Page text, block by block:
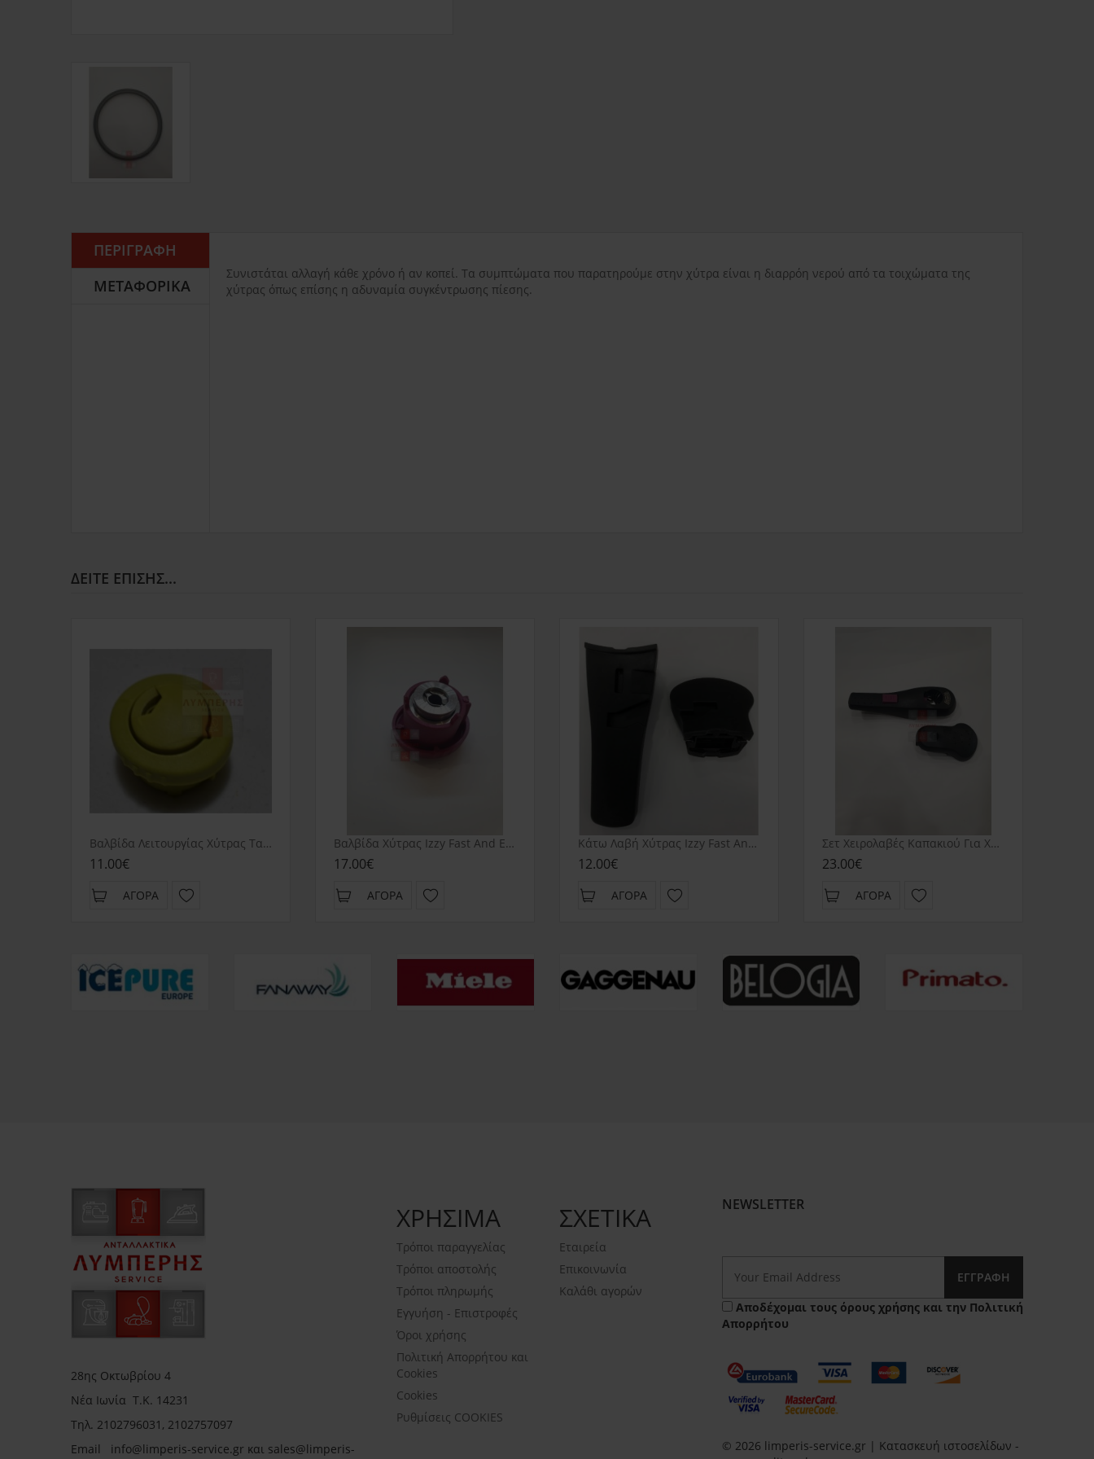
ΠΕΡΙΓΡΑΦΉ
ΜΕΤΑΦΟΡΙΚΆ
Συνιστάται αλλαγή κάθε χρόνο ή αν κοπεί. Τα συμπτώματα που παρατηρούμε στην χύτρα είναι η διαρρόη νερού από τα τοιχώματα της
χύτρας όπως επίσης η αδυναμία συγκέντρωσης πίεσης.
ΔΕΊΤΕ ΕΠΊΣΗΣ...
Βαλβίδα Λειτουργίας Χύτρας Ταχύτητος Izzy Multicook
11.00€
ΑΓΟΡΆ
Βαλβίδα Χύτρας Izzy Fast And Easy
17.00€
ΑΓΟΡΆ
Κάτω Λαβή Χύτρας Izzy Fast And Easy
12.00€
ΑΓΟΡΆ
Σετ Χειρολαβές Καπακιού Για Χύτρα Ταχύτητος Izzy Fast & Easy
23.00€
ΑΓΟΡΆ
28ης Οκτωβρίου 4
Νέα Ιωνία Τ.Κ. 14231
Τηλ. 2102796031, 2102757097
Email info@limperis-service.gr και sales@limperis-
ΧΡΗΣΙΜΑ
Τρόποι παραγγελίας
Τρόποι αποστολής
Τρόποι πληρωμής
Εγγυήση - Επιστροφές
Όροι χρήσης
Πολιτική Απορρήτου και
Cookies
Cookies
Ρυθμίσεις COOKIES
ΣΧΕΤΙΚΑ
Εταιρεία
Επικοινωνία
Καλάθι αγορών
NEWSLETTER
ΕΓΓΡΑΦΉ
Αποδέχομαι τους όρους χρήσης και την Πολιτική
Απορρήτου
© 2026 limperis-service.gr | Κατασκευή ιστοσελίδων -